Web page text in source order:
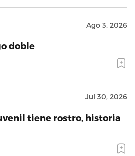
Ago 3, 2026
doble
Jul 30, 2026
tiene rostro, historia